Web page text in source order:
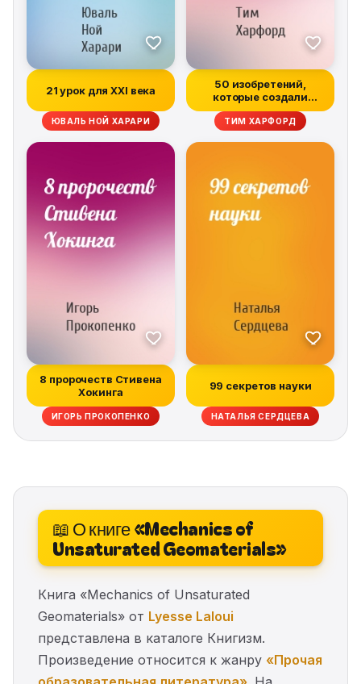
21 урок для XXI века
ЮВАЛЬ НОЙ ХАРАРИ
50 изобретений,
которые создали
современную эконом...
ТИМ ХАРФОРД
8 пророчеств Стивена
Хокинга
ИГОРЬ ПРОКОПЕНКО
99 секретов науки
НАТАЛЬЯ СЕРДЦЕВА
📖 О книге «Mechanics of
Unsaturated Geomaterials»
Книга «Mechanics of Unsaturated
Geomaterials» от Lyesse Laloui
представлена в каталоге Книгизм.
Произведение относится к жанру «Прочая